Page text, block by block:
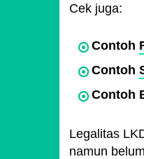
Cek juga:
Contoh
Contoh
Contoh
Legalitas
namun